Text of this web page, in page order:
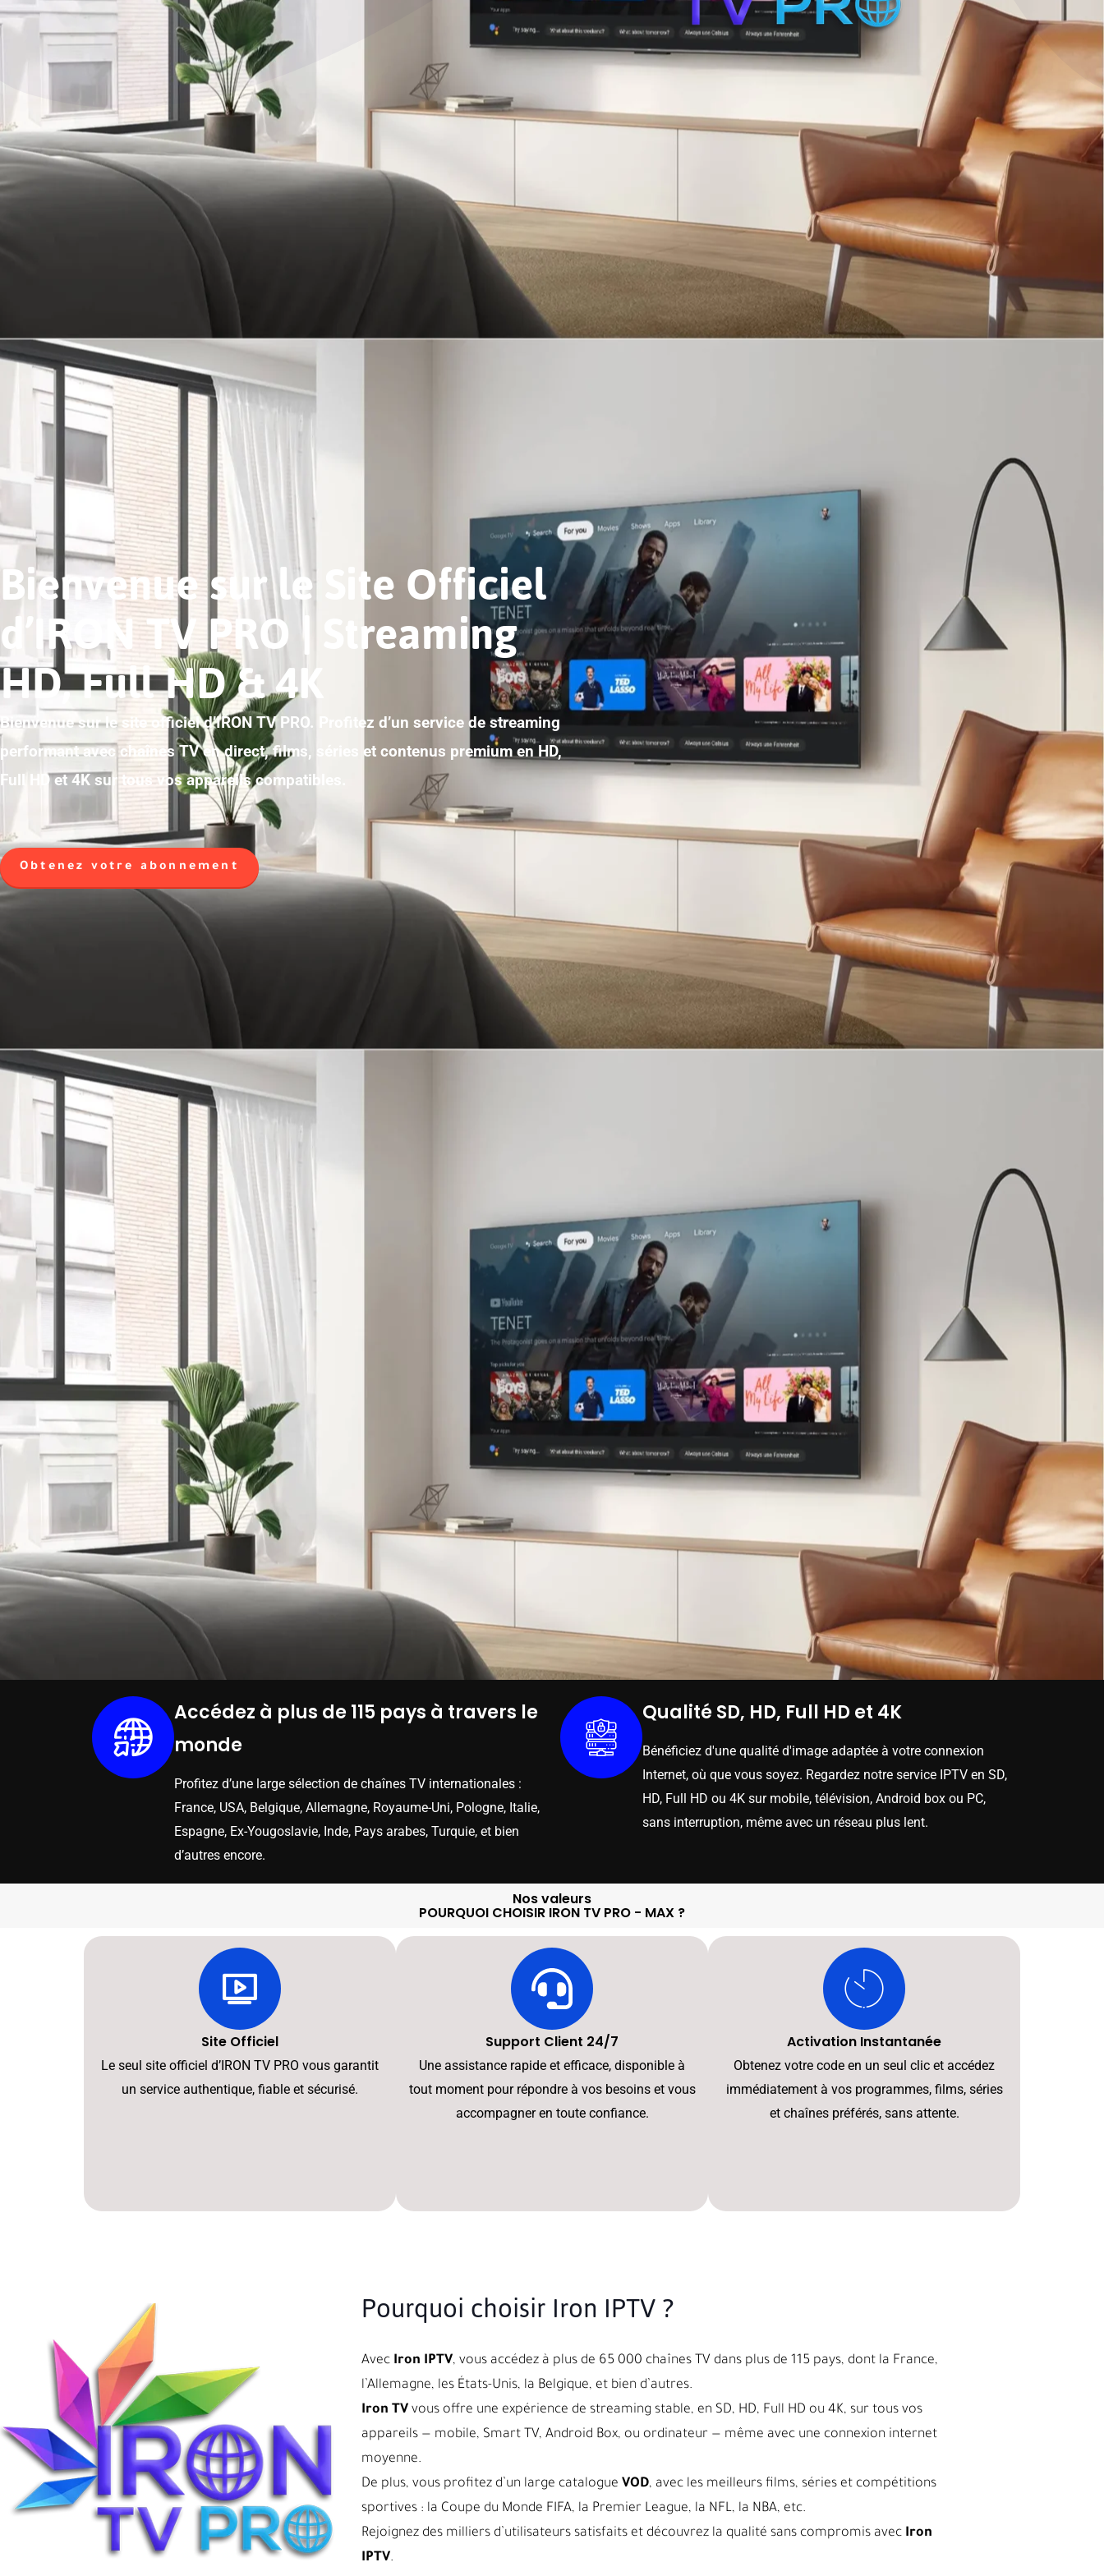
Bienvenue sur le Site Officiel
d’IRON TV PRO | Streaming
HD, Full HD & 4K
Bienvenue sur le site officiel d’IRON TV PRO. Profitez d’un service de streaming
performant avec chaînes TV en direct, films, séries et contenus premium en HD,
Full HD et 4K sur tous vos appareils compatibles.
Obtenez votre abonnement
Accédez à plus de 115 pays à travers le
monde
Profitez d’une large sélection de chaînes TV internationales :
France, USA, Belgique, Allemagne, Royaume-Uni, Pologne, Italie,
Espagne, Ex-Yougoslavie, Inde, Pays arabes, Turquie, et bien
d’autres encore.
Qualité SD, HD, Full HD et 4K
Bénéficiez d'une qualité d'image adaptée à votre connexion
Internet, où que vous soyez. Regardez notre service IPTV en SD,
HD, Full HD ou 4K sur mobile, télévision, Android box ou PC,
sans interruption, même avec un réseau plus lent.
Nos valeurs
POURQUOI CHOISIR IRON TV PRO - MAX ?
Site Officiel
Le seul site officiel d’IRON TV PRO vous garantit
un service authentique, fiable et sécurisé.
Support Client 24/7
Une assistance rapide et efficace, disponible à
tout moment pour répondre à vos besoins et vous
accompagner en toute confiance.
Activation Instantanée
Obtenez votre code en un seul clic et accédez
immédiatement à vos programmes, films, séries
et chaînes préférés, sans attente.
Pourquoi choisir Iron IPTV ?
Avec Iron IPTV, vous accédez à plus de 65 000 chaînes TV dans plus de 115 pays, dont la France,
l’Allemagne, les États-Unis, la Belgique, et bien d’autres.
Iron TVvous offre une expérience de streaming stable, en SD, HD, Full HD ou 4K, sur tous vos
appareils — mobile, Smart TV, Android Box, ou ordinateur — même avec une connexion internet
moyenne.
De plus, vous profitez d’un large catalogue VOD, avec les meilleurs films, séries et compétitions
sportives : la Coupe du Monde FIFA, la Premier League, la NFL, la NBA, etc.
Rejoignez des milliers d’utilisateurs satisfaits et découvrez la qualité sans compromis avec Iron
IPTV.